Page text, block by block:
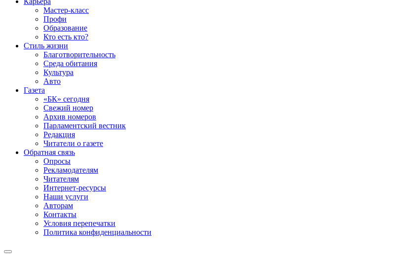
Мастер-класс
Профи
Образование
Кто есть кто?
Стиль жизни
Благотворительность
Среда обитания
Культура
Авто
Газета
«БК» сегодня
Свежий номер
Архив номеров
Парламентский вестник
Редакция
Читатели о газете
Обратная связь
Опросы
Рекламодателям
Читателям
Интернет-ресурсы
Наши услуги
Авторам
Контакты
Условия перепечатки
Политика конфиденциальности